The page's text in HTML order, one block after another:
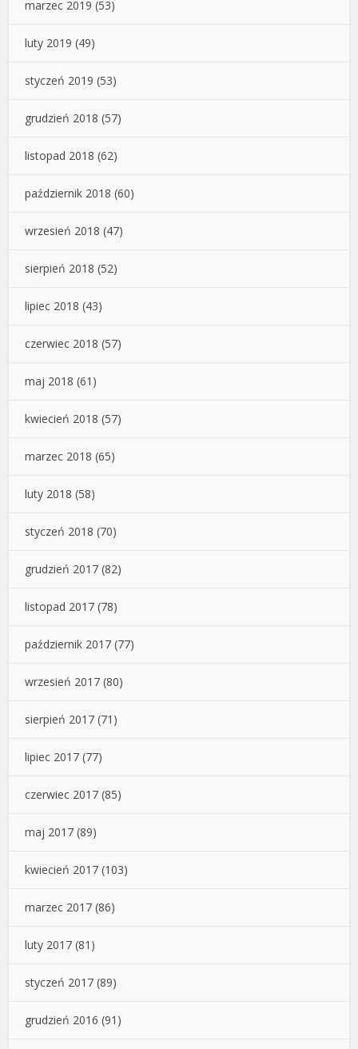
marzec 2019 (53)
luty 2019 (49)
styczeń 2019 (53)
grudzień 2018 (57)
listopad 2018 (62)
październik 2018 (60)
wrzesień 2018 (47)
sierpień 2018 (52)
lipiec 2018 (43)
czerwiec 2018 (57)
maj 2018 (61)
kwiecień 2018 (57)
marzec 2018 (65)
luty 2018 (58)
styczeń 2018 (70)
grudzień 2017 (82)
listopad 2017 (78)
październik 2017 (77)
wrzesień 2017 (80)
sierpień 2017 (71)
lipiec 2017 (77)
czerwiec 2017 (85)
maj 2017 (89)
kwiecień 2017 (103)
marzec 2017 (86)
luty 2017 (81)
styczeń 2017 (89)
grudzień 2016 (91)